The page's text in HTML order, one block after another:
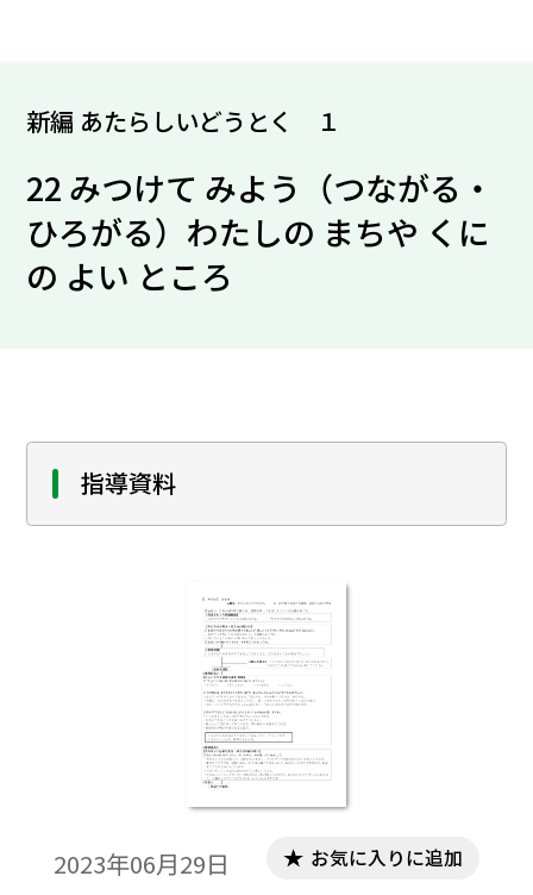
新編 あたらしいどうとく １
22 みつけて みよう（つながる・
ひろがる）わたしの まちや くに
の よい ところ
指導資料
2023年06月29日 お気に入りに追加